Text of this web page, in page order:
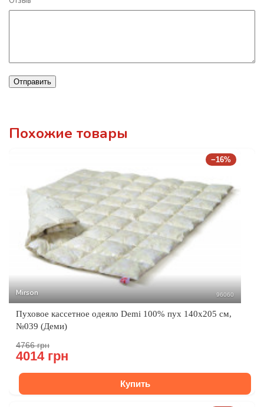
Отправить
Похожие товары
−16%
Mirson 96060
Пуховое кассетное одеяло Demi 100% пух 140x205 см,
№039 (Деми)
4766 грн
4014 грн
Купить